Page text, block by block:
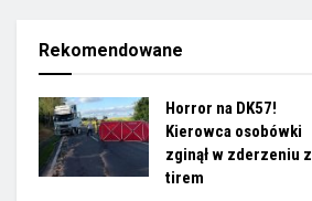
Rekomendowane
Horror na DK57!
Kierowca osobówki
zginął w zderzeniu z
tirem